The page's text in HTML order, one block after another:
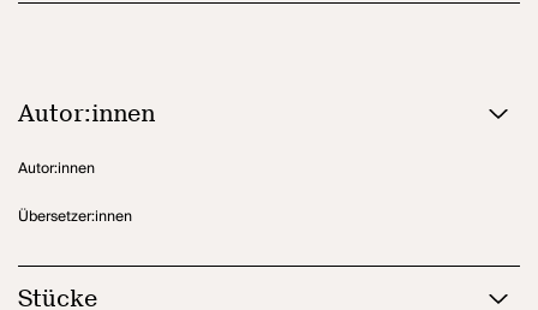
Autor:innen
Autor:innen
Übersetzer:innen
Stücke